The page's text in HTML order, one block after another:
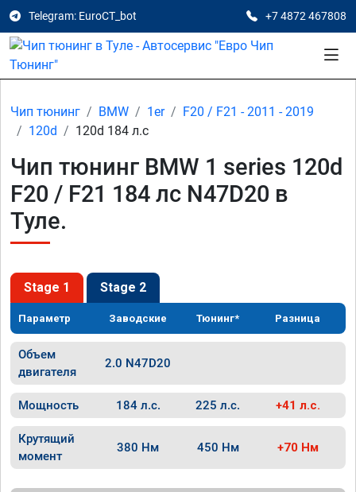
Telegram: EuroCT_bot +7 4872 467808
Чип тюнинг BMW 1er
F20 / F21 - 2011 - 2019
120d
120d 184 л.с
Чип тюнинг BMW 1 series 120d
F20 / F21 184 лс N47D20 в
Туле.
Stage 1 Stage 2
Параметр Заводские Тюнинг* Разница
Объем
двигателя
2.0 N47D20
Мощность 184 л.с. 225 л.с. +41 л.с.
Крутящий
момент
380 Нм 450 Нм +70 Нм